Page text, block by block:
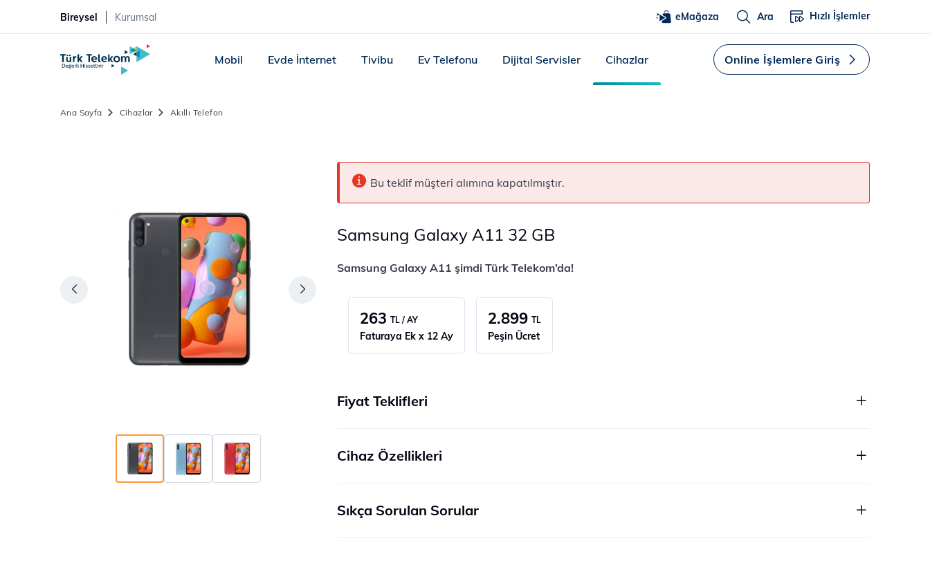
Bireysel Kurumsal eMağaza Ara Hızlı İşlemler
Mobil Evde İnternet Tivibu Ev Telefonu Dijital Servisler Cihazlar Online İşlemlere Giriş
Ana Sayfa Cihazlar Akıllı Telefon
Bu teklif müşteri alımına kapatılmıştır.
Samsung Galaxy A11 32 GB
Samsung Galaxy A11 şimdi Türk Telekom’da!
263 TL / AY
Faturaya Ek x 12 Ay
2.899 TL
Peşin Ücret
Fiyat Teklifleri
Cihaz Özellikleri
Sıkça Sorulan Sorular